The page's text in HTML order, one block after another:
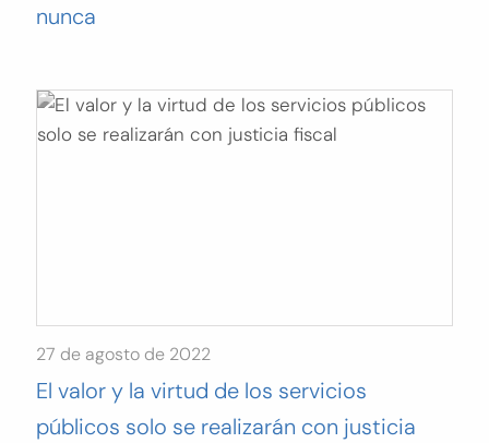
nunca
27 de agosto de 2022
El valor y la virtud de los servicios
públicos solo se realizarán con justicia